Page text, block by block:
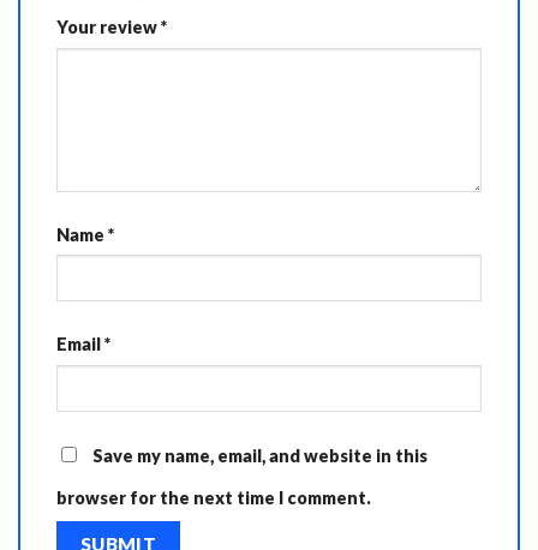
Your review*
Name *
Email*
Save my name, email, and website in this
browser for the next time I comment.